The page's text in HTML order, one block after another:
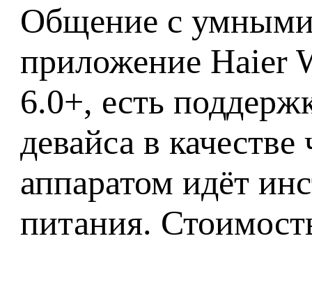
Общение с умными
приложение Haier
6.0+, есть
девайса в
аппаратом идёт
питания.